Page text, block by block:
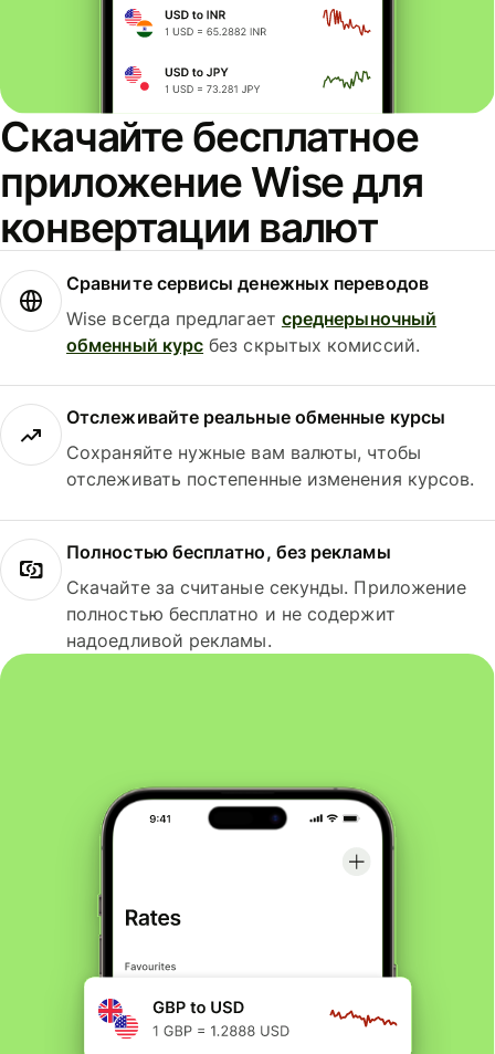
Скачайте бесплатное
приложение Wise для
конвертации валют
Сравните сервисы денежных переводов
Wise всегда предлагает среднерыночный
обменный курс без скрытых комиссий.
Отслеживайте реальные обменные курсы
Сохраняйте нужные вам валюты, чтобы
отслеживать постепенные изменения курсов.
Полностью бесплатно, без рекламы
Скачайте за считаные секунды. Приложение
полностью бесплатно и не содержит
надоедливой рекламы.